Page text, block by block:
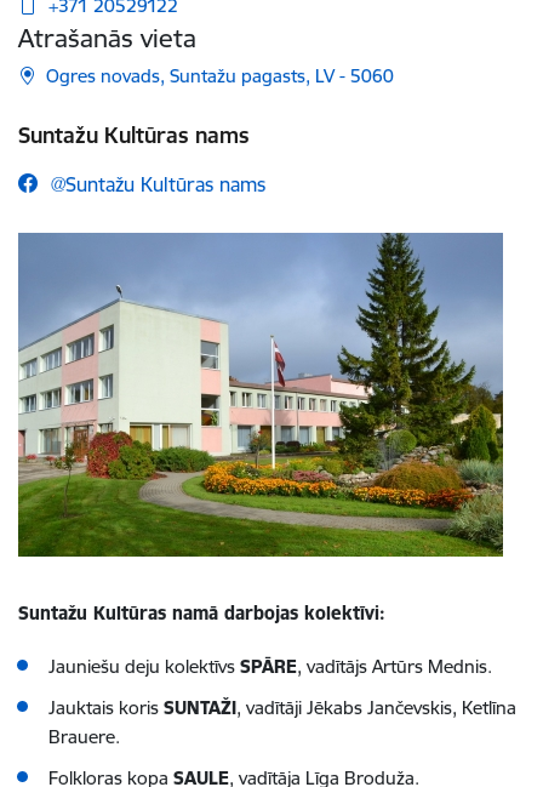
+371 20529122
Atrašanās vieta
Ogres novads, Suntažu pagasts, LV - 5060
Suntažu Kultūras nams
@Suntažu Kultūras nams
Suntažu Kultūras namā darbojas kolektīvi:
Jauniešu deju kolektīvs SPĀRE, vadītājs Artūrs Mednis.
Jauktais koris SUNTAŽI, vadītāji Jēkabs Jančevskis, Ketlīna
Brauere.
Folkloras kopa SAULE, vadītāja Līga Broduža.